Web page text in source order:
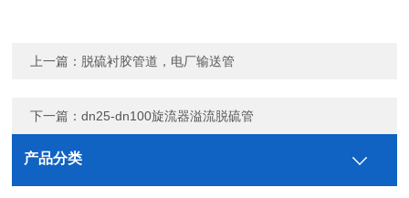
上一篇： 脱硫衬胶管道，电厂输送管
下一篇：dn25-dn100旋流器溢流脱硫管
产品分类